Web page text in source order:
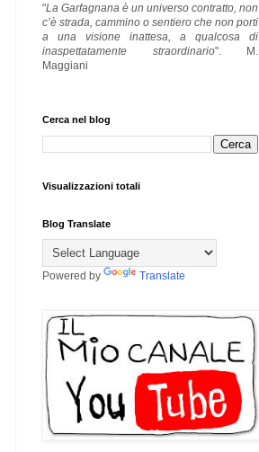
"La Garfagnana è un universo contratto, non
c’è strada, cammino o sentiero che non porti
a una visione inattesa, a qualcosa di
inaspettatamente straordinario". M.
Maggiani
Cerca nel blog
Visualizzazioni totali
Blog Translate
Powered by Translate